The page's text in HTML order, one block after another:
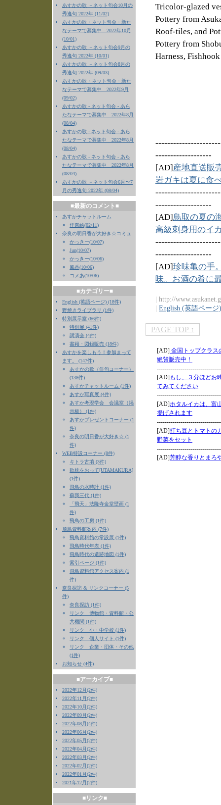
あすかの歌 －ネット句会10月の
秀逸句 2022年 (11/02)
あすかの歌・ネット句会・新た
なテーマで募集中 2022年10月
(10/01)
あすかの歌 －ネット句会9月の
秀逸句 2022年 (10/01)
あすかの歌 －ネット句会8月の
秀逸句 2022年 (09/03)
あすかの歌・ネット句会・新た
なテーマで募集中 2022年9月
(09/02)
あすかの歌 - ネット句会 - あら
たなテーマで募集中 2022年8月
(08/04)
あすかの歌 - ネット句会 - あら
たなテーマで募集中 2022年8月
(08/04)
あすかの歌 - ネット句会 - あら
たなテーマで募集中 2022年8月
(08/04)
あすかの歌 －ネット句会6月〜7
月の秀逸句 2022年 (08/04)
■最新のコメント■
あすかチャットルーム
佳奈絵(02/11)
奈良の明日香が大好き☆コミュ
かっきー(10/07)
Jun(10/07)
かっきー(10/06)
風香(10/06)
コメあ(10/06)
■カテゴリー■
English (英語ページ) (18件)
野焼きライブラリ (1件)
特別展示室 (66件)
特別展 (41件)
講演会 (4件)
書籍・図録販売 (18件)
あすかを楽しもう！参加まって
ます。 (147件)
あすかの歌（俳句コーナー）
(138件)
あすかチャットルーム (1件)
あすか写真展 (4件)
あすか考現学会 会議室（掲
示板） (1件)
あすかプレゼントコーナー (1
件)
奈良の明日香が大好き☆ (1
件)
WEB特設コーナー (8件)
キトラ古墳 (3件)
歌枕をおって[UTAMAKURA]
(1件)
飛鳥の水時計 (1件)
蘇我三代 (1件)
「飛天」法隆寺金堂壁画 (1
件)
飛鳥の工房 (1件)
飛鳥資料館案内 (7件)
飛鳥資料館の常設展 (1件)
飛鳥時代年表 (1件)
飛鳥時代の遺跡地図 (1件)
索引ページ (1件)
飛鳥資料館アクセス案内 (1
件)
奈良探訪 & リンクコーナー (5
件)
奈良探訪 (1件)
リンク 博物館・資料館・公
共機関 (1件)
リンク 小・中学校 (1件)
リンク 個人サイト (1件)
リンク 企業・団体・その他
(1件)
お知らせ (4件)
■アーカイブ■
2022年12月(2件)
2022年11月(2件)
2022年10月(2件)
2022年09月(2件)
2022年08月(4件)
2022年06月(2件)
2022年05月(2件)
2022年04月(2件)
2022年03月(2件)
2022年02月(2件)
2022年01月(2件)
2021年12月(2件)
■リンク■
Tricolor-glazed
Pottery from
Roof-tiles, and
Pottery from
Harness,
-------------------
[AD]産地直送販
岩ガキは夏に食
-------------------
[AD]鳥取の夏の
高級刺身用のイ
-------------------
[AD]珍味亀の手
味。お酒の肴に
| http://
| English (英語ページ)
PAGE TOP ↑